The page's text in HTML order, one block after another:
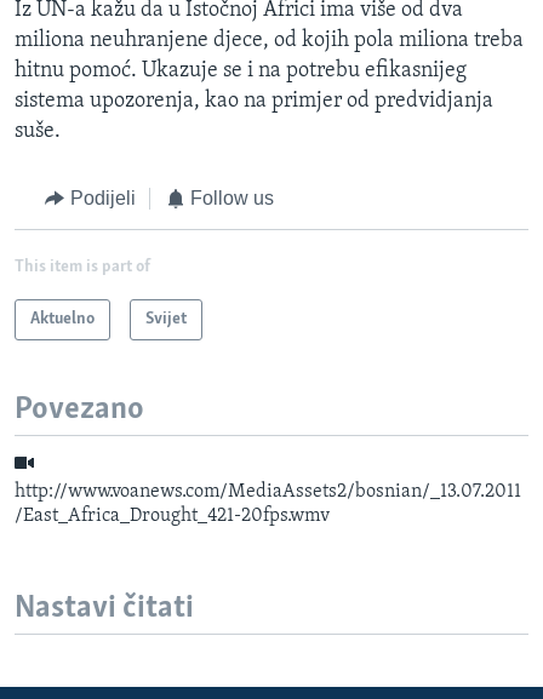
Iz UN-a kažu da u Istočnoj Africi ima više od dva
miliona neuhranjene djece, od kojih pola miliona treba
hitnu pomoć. Ukazuje se i na potrebu efikasnijeg
sistema upozorenja, kao na primjer od predvidjanja
suše.
Podijeli Follow us
This item is part of
Aktuelno Svijet
Povezano
http://www.voanews.com/MediaAssets2/bosnian/_13.07.2011
/East_Africa_Drought_421-20fps.wmv
Nastavi čitati